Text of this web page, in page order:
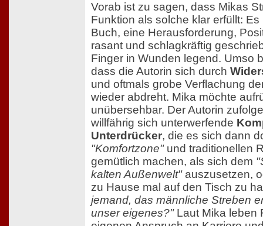
Vorab ist zu sagen, dass Mikas
Funktion als solche klar erfüllt:
Buch, eine Herausforderung,
rasant und schlagkräftig
Finger in Wunden legend. Umso
dass die Autorin sich durch
und oftmals grobe Verflachung
wieder abdreht. Mika möchte
unübersehbar. Der Autorin
willfährig sich unterwerfende
Unterdrücker, die es sich dann
"Komfortzone"und traditionellen
gemütlich machen, als sich dem
kalten Außenwelt"auszusetzen,
zu Hause mal auf den Tisch zu
jemand, das männliche Streben
unser eigenes?"Laut Mika leben